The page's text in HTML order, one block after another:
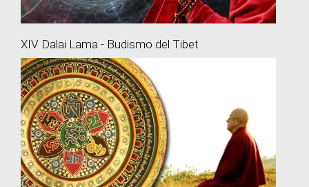
XIV Dalai Lama - Budismo del Tibet